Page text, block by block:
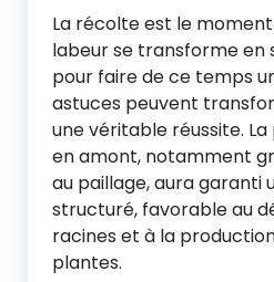
La récolte est le
labeur se transforme en
pour faire de ce temps
astuces peuvent
une véritable réussite.
en amont, notamment
au paillage, aura garanti
structuré, favorable au
racines et à la
plantes.